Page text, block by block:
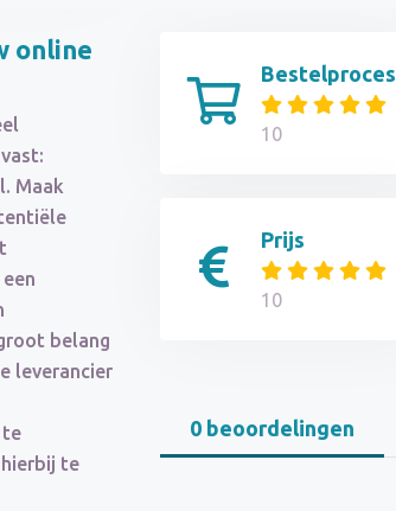
online
Maak
belang
leverancier
te
te
Bestelproces
10
Prijs
10
0 beoordelingen